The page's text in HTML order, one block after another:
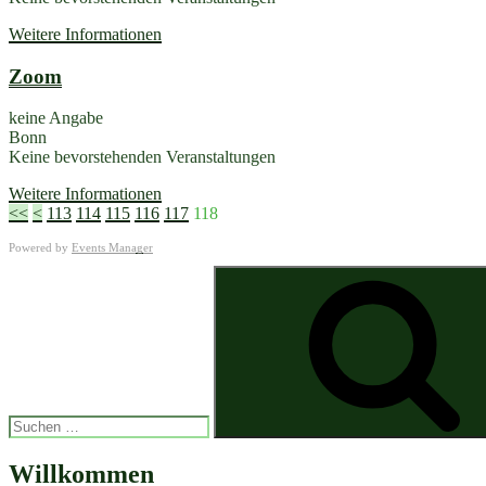
Weitere Informationen
Zoom
keine Angabe
Bonn
Keine bevorstehenden Veranstaltungen
Weitere Informationen
<< < 113 114 115 116 117 118
Powered by Events Manager
Willkommen